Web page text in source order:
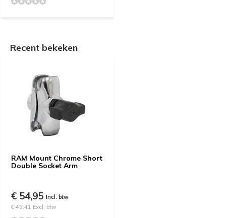
Recent bekeken
RAM Mount Chrome Short
Double Socket Arm
€ 54,95 Incl. btw
€ 45,41 Excl. btw